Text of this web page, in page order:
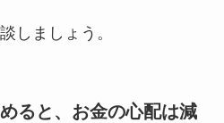
しましょう。
ると、お金の心配は減